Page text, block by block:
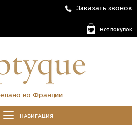
Заказать звонок
Нет покупок
во Франции
НАВИГАЦИЯ